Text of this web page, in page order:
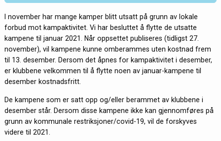
I november har mange kamper blitt utsatt på grunn av lokale
forbud mot kampaktivitet. Vi har besluttet å flytte de utsatte
kampene til januar 2021. Når oppsettet publiseres (tidligst 27.
november), vil kampene kunne omberammes uten kostnad frem
til 13. desember. Dersom det åpnes for kampaktivitet i desember,
er klubbene velkommen til å flytte noen av januar-kampene til
desember kostnadsfritt.
De kampene som er satt opp og/eller berammet av klubbene i
desember står. Dersom disse kampene ikke kan gjennomføres på
grunn av kommunale restriksjoner/covid-19, vil de forskyves
videre til 2021.